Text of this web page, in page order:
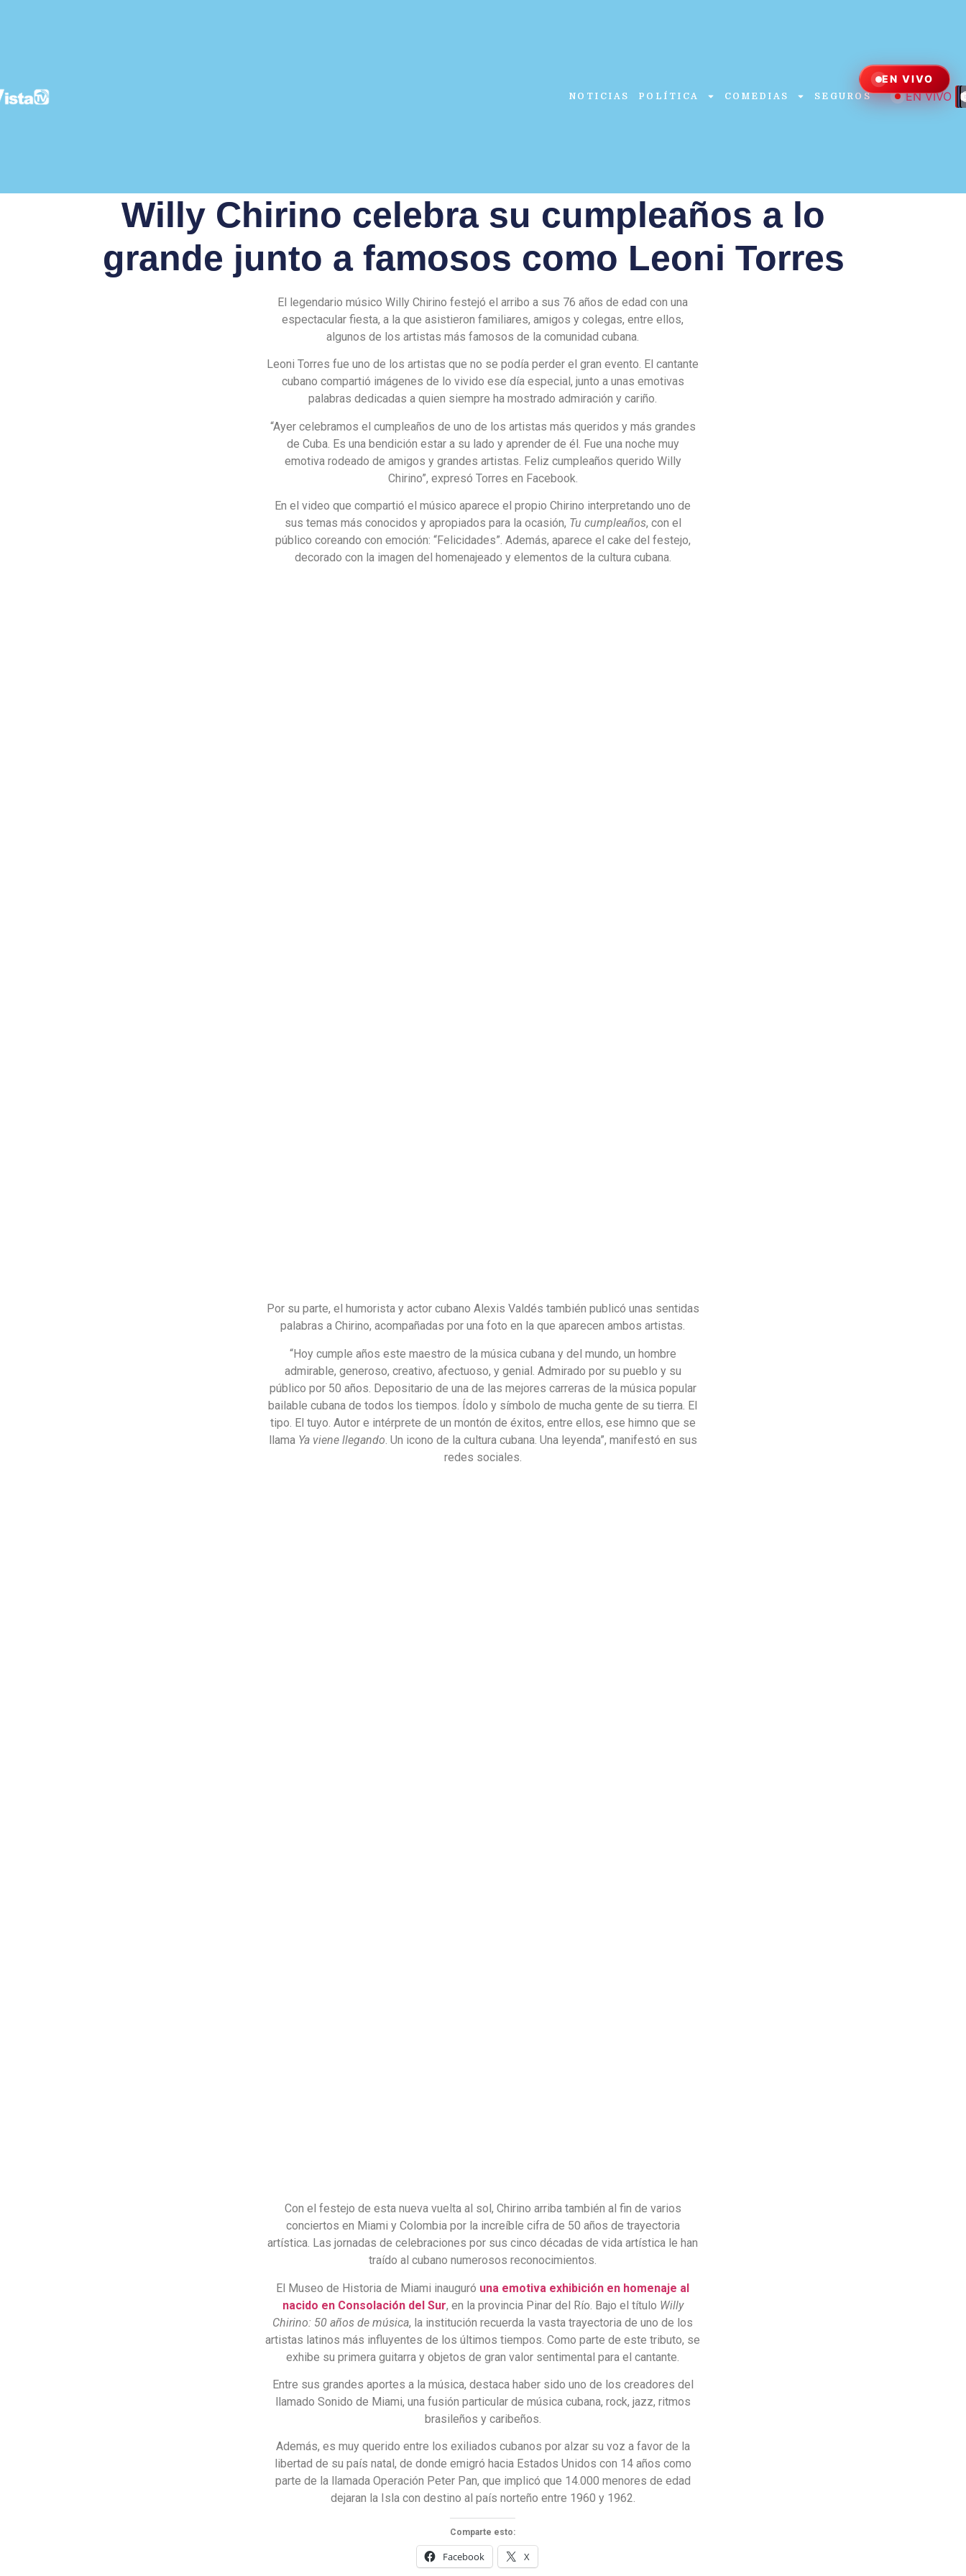
NOTICIAS POLÍTICA COMEDIAS SEGUROS EN VIVO
Willy Chirino celebra su cumpleaños a lo
grande junto a famosos como Leoni Torres
El legendario músico Willy Chirino festejó el arribo a sus 76 años de edad con una
espectacular fiesta, a la que asistieron familiares, amigos y colegas, entre ellos,
algunos de los artistas más famosos de la comunidad cubana.
Leoni Torres fue uno de los artistas que no se podía perder el gran evento. El cantante
cubano compartió imágenes de lo vivido ese día especial, junto a unas emotivas
palabras dedicadas a quien siempre ha mostrado admiración y cariño.
“Ayer celebramos el cumpleaños de uno de los artistas más queridos y más grandes
de Cuba. Es una bendición estar a su lado y aprender de él. Fue una noche muy
emotiva rodeado de amigos y grandes artistas. Feliz cumpleaños querido Willy
Chirino”, expresó Torres en Facebook.
En el video que compartió el músico aparece el propio Chirino interpretando uno de
sus temas más conocidos y apropiados para la ocasión, Tu cumpleaños, con el
público coreando con emoción: “Felicidades”. Además, aparece el cake del festejo,
decorado con la imagen del homenajeado y elementos de la cultura cubana.
Por su parte, el humorista y actor cubano Alexis Valdés también publicó unas sentidas
palabras a Chirino, acompañadas por una foto en la que aparecen ambos artistas.
“Hoy cumple años este maestro de la música cubana y del mundo, un hombre
admirable, generoso, creativo, afectuoso, y genial. Admirado por su pueblo y su
público por 50 años. Depositario de una de las mejores carreras de la música popular
bailable cubana de todos los tiempos. Ídolo y símbolo de mucha gente de su tierra. El
tipo. El tuyo. Autor e intérprete de un montón de éxitos, entre ellos, ese himno que se
llama Ya viene llegando . Un icono de la cultura cubana. Una leyenda”, manifestó en sus
redes sociales.
Con el festejo de esta nueva vuelta al sol, Chirino arriba también al fin de varios
conciertos en Miami y Colombia por la increíble cifra de 50 años de trayectoria
artística. Las jornadas de celebraciones por sus cinco décadas de vida artística le han
traído al cubano numerosos reconocimientos.
El Museo de Historia de Miami inauguró una emotiva exhibición en homenaje al
nacido en Consolación del Sur, en la provincia Pinar del Río. Bajo el título Willy
Chirino: 50 años de música, la institución recuerda la vasta trayectoria de uno de los
artistas latinos más influyentes de los últimos tiempos. Como parte de este tributo, se
exhibe su primera guitarra y objetos de gran valor sentimental para el cantante.
Entre sus grandes aportes a la música, destaca haber sido uno de los creadores del
llamado Sonido de Miami, una fusión particular de música cubana, rock, jazz, ritmos
brasileños y caribeños.
Además, es muy querido entre los exiliados cubanos por alzar su voz a favor de la
libertad de su país natal, de donde emigró hacia Estados Unidos con 14 años como
parte de la llamada Operación Peter Pan, que implicó que 14.000 menores de edad
dejaran la Isla con destino al país norteño entre 1960 y 1962.
Comparte esto:
Facebook X
EN VIVO